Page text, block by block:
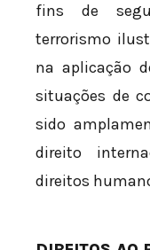
fins de
terrorismo
na aplicação
situações de
sido
direito
direitos